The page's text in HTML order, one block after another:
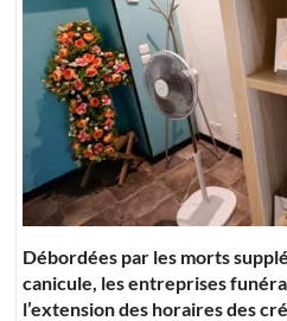
Débordées par les morts
canicule, les entreprises
l’extension des horaires des